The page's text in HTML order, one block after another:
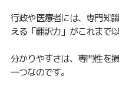
行政や医療者には、専門知
える「翻訳力」がこれまで
分かりやすさは、専門性を
一つなのです。